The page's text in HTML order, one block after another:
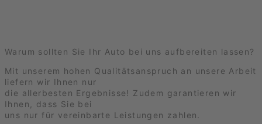
Warum sollten Sie Ihr Auto bei uns aufbereiten lassen?
Mit unserem hohen Qualitätsanspruch an unsere Arbeit
liefern wir Ihnen nur
die allerbesten Ergebnisse! Zudem garantieren wir
Ihnen, dass Sie bei
uns nur für vereinbarte Leistungen zahlen.